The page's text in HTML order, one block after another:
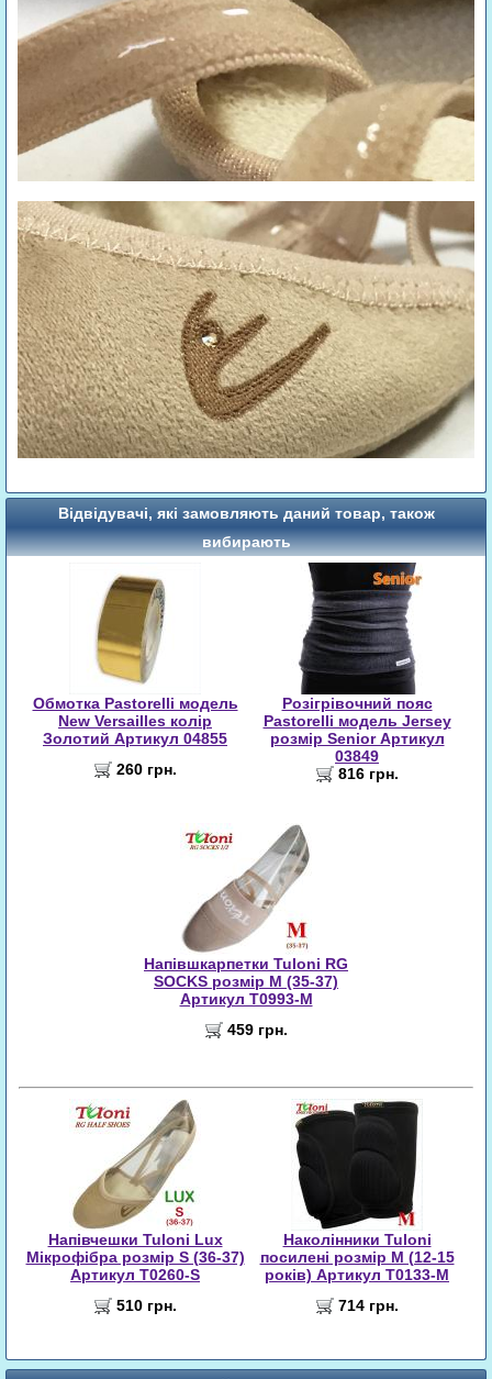
Відвідувачі, які замовляють даний товар, також
вибирають
Обмотка Pastorelli модель
New Versailles колір
Золотий Артикул 04855
260 грн.
Розігрівочний пояс
Pastorelli модель Jersey
розмір Senior Артикул
03849
816 грн.
Напівшкарпетки Tuloni RG
SOCKS розмір M (35-37)
Артикул T0993-M
459 грн.
Напівчешки Tuloni Lux
Мікрофібра розмір S (36-37)
Артикул T0260-S
510 грн.
Наколінники Tuloni
посилені розмір M (12-15
років) Артикул T0133-M
714 грн.